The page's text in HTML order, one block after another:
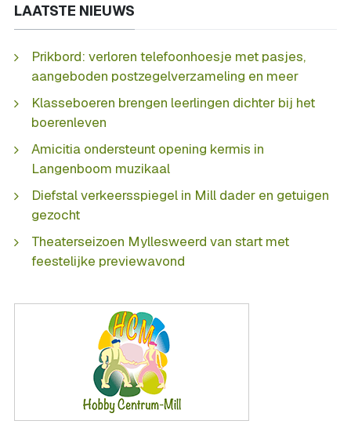
LAATSTE NIEUWS
Prikbord: verloren telefoonhoesje met pasjes,
aangeboden postzegelverzameling en meer
Klasseboeren brengen leerlingen dichter bij het
boerenleven
Amicitia ondersteunt opening kermis in
Langenboom muzikaal
Diefstal verkeersspiegel in Mill dader en getuigen
gezocht
Theaterseizoen Myllesweerd van start met
feestelijke previewavond